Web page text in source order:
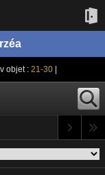
| Nv objet :21-30|